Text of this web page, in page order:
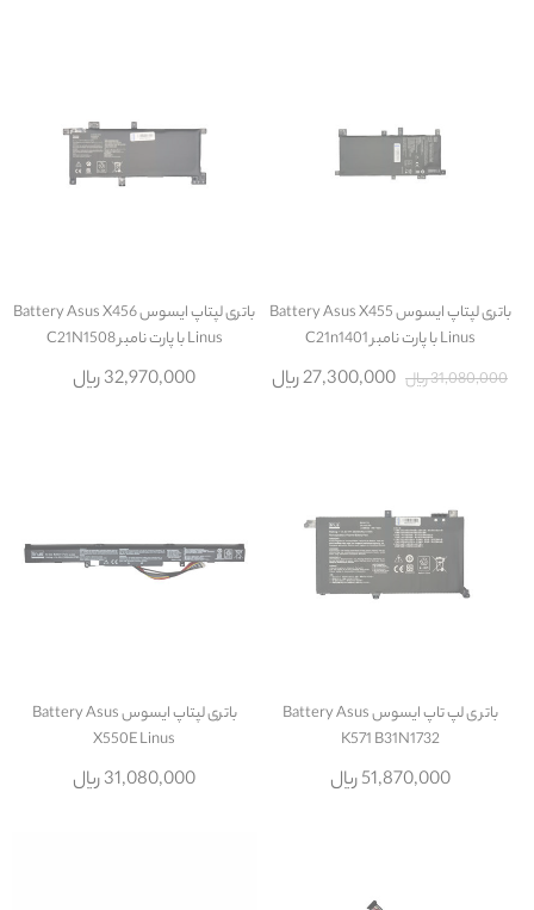
باتری لپتاپ ایسوس Battery Asus X455
Linus با پارت نامبر C21n1401
31,080,000 ریال
27,300,000 ریال
باتری لپتاپ ایسوس Battery Asus X456
Linus با پارت نامبر C21N1508
32,970,000 ریال
باتر ی لپ تاپ ایسوس Battery Asus
K571 B31N1732
51,870,000 ریال
باتری لپتاپ ایسوس Battery Asus
X550E Linus
31,080,000 ریال